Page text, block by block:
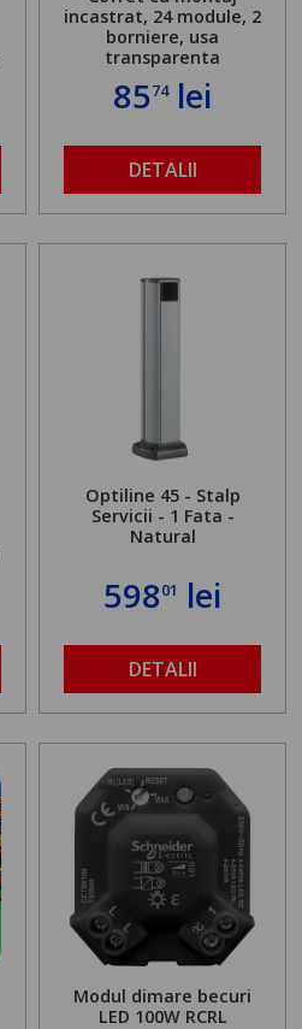
incastrat, 24 module, 2
borniere, usa
transparenta
8574lei
DETALII
Optiline 45 - Stalp
Servicii - 1 Fata -
Natural
59801 lei
DETALII
Modul dimare becuri
LED 100W RCRL